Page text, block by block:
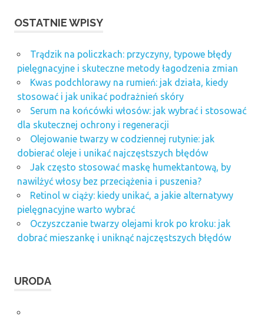
OSTATNIE WPISY
Trądzik na policzkach: przyczyny, typowe błędy
pielęgnacyjne i skuteczne metody łagodzenia zmian
Kwas podchlorawy na rumień: jak działa, kiedy
stosować i jak unikać podrażnień skóry
Serum na końcówki włosów: jak wybrać i stosować
dla skutecznej ochrony i regeneracji
Olejowanie twarzy w codziennej rutynie: jak
dobierać oleje i unikać najczęstszych błędów
Jak często stosować maskę humektantową, by
nawilżyć włosy bez przeciążenia i puszenia?
Retinol w ciąży: kiedy unikać, a jakie alternatywy
pielęgnacyjne warto wybrać
Oczyszczanie twarzy olejami krok po kroku: jak
dobrać mieszankę i uniknąć najczęstszych błędów
URODA